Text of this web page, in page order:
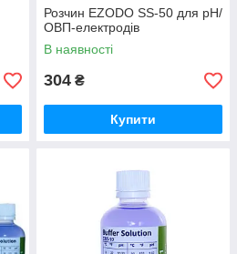
Розчин EZODO SS-50 для рН/
ОВП-електродів
В наявності
304 ₴
Купити